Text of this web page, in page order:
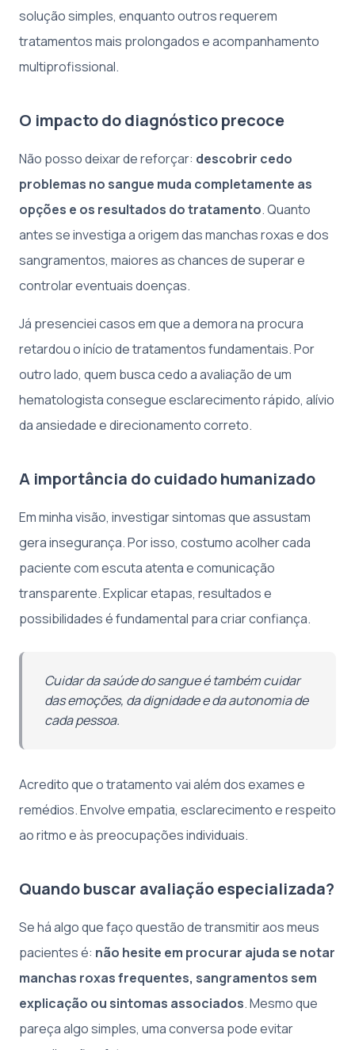
solução simples, enquanto outros requerem
tratamentos mais prolongados e acompanhamento
multiprofissional.
O impacto do diagnóstico precoce
Não posso deixar de reforçar: descobrir cedo
problemas no sangue muda completamente as
opções e os resultados do tratamento. Quanto
antes se investiga a origem das manchas roxas e dos
sangramentos, maiores as chances de superar e
controlar eventuais doenças.
Já presenciei casos em que a demora na procura
retardou o início de tratamentos fundamentais. Por
outro lado, quem busca cedo a avaliação de um
hematologista consegue esclarecimento rápido, alívio
da ansiedade e direcionamento correto.
A importância do cuidado humanizado
Em minha visão, investigar sintomas que assustam
gera insegurança. Por isso, costumo acolher cada
paciente com escuta atenta e comunicação
transparente. Explicar etapas, resultados e
possibilidades é fundamental para criar confiança.
Cuidar da saúde do sangue é também cuidar
das emoções, da dignidade e da autonomia de
cada pessoa.
Acredito que o tratamento vai além dos exames e
remédios. Envolve empatia, esclarecimento e respeito
ao ritmo e às preocupações individuais.
Quando buscar avaliação especializada?
Se há algo que faço questão de transmitir aos meus
pacientes é: não hesite em procurar ajuda se notar
manchas roxas frequentes, sangramentos sem
explicação ou sintomas associados. Mesmo que
pareça algo simples, uma conversa pode evitar